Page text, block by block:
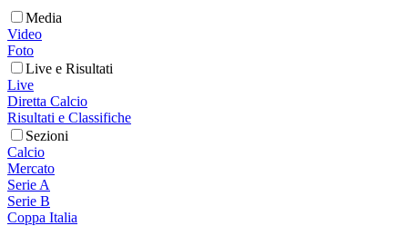
Media
Video
Foto
Live e Risultati
Live
Diretta Calcio
Risultati e Classifiche
Sezioni
Calcio
Mercato
Serie A
Serie B
Coppa Italia